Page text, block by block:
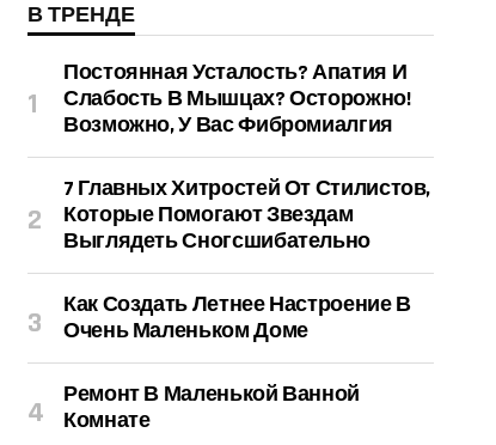
В ТРЕНДЕ
Постоянная Усталость? Апатия И
Слабость В Мышцах? Осторожно!
Возможно, У Вас Фибромиалгия
7 Главных Хитростей От Стилистов,
Которые Помогают Звездам
Выглядеть Сногсшибательно
Как Создать Летнее Настроение В
Очень Маленьком Доме
Ремонт В Маленькой Ванной
Комнате